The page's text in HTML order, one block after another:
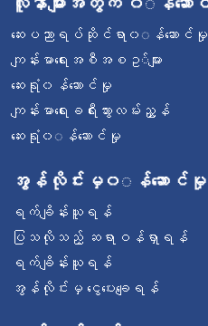
ဆေးပညာရပ်ဆိုင်ရာ၀◌န်ဆောင်မှု
ကျန်းမာရေးအစီအစဥ◌်များ
ဆေးရုံ၀န်ဆောင်မှု
ကျန်းမာရေးခရီးသွားလမ်းညွှန်
ဆေးရုံ၀◌န်ဆောင်မှု
အွန်လိုင်းမှ၀◌န်ဆောင်မှု
ရက်ချိန်းယူရန်
ပြသလိုသည့် ဆရာဝန်ရှာရန်
ရက်ချိန်းယူရန်
အွန်လိုင်းမှ ငွေပေးချေရန်